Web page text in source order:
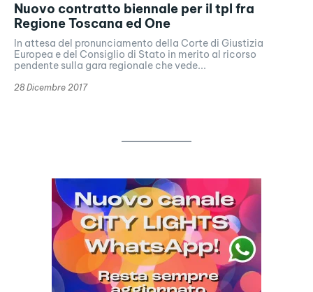
Nuovo contratto biennale per il tpl fra
Regione Toscana ed One
In attesa del pronunciamento della Corte di Giustizia
Europea e del Consiglio di Stato in merito al ricorso
pendente sulla gara regionale che vede...
28 Dicembre 2017